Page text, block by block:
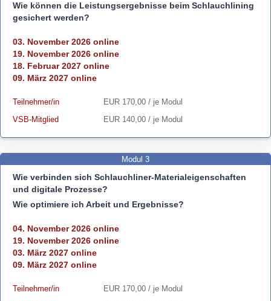
Wie können die Leistungsergebnisse beim Schlauchlining
gesichert werden?
03. November 2026 online
19. November 2026 online
18. Februar 2027 online
09. März 2027 online
Teilnehmer/in
EUR 170,00 / je Modul
VSB-Mitglied
EUR 140,00 / je Modul
Modul 3
Wie verbinden sich Schlauchliner-Materialeigenschaften
und digitale Prozesse?
Wie optimiere ich Arbeit und Ergebnisse?
04. November 2026 online
19. November 2026 online
03. März 2027 online
09. März 2027 online
Teilnehmer/in
EUR 170,00 / je Modul